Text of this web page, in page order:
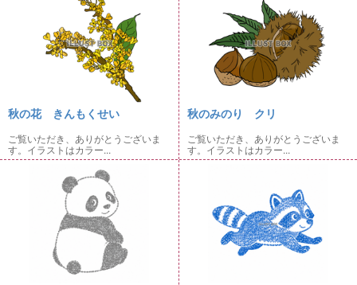
秋の花 きんもくせい
ご覧いただき、ありがとうございま
す。イラストはカラー...
秋のみのり クリ
ご覧いただき、ありがとうございま
す。イラストはカラー...